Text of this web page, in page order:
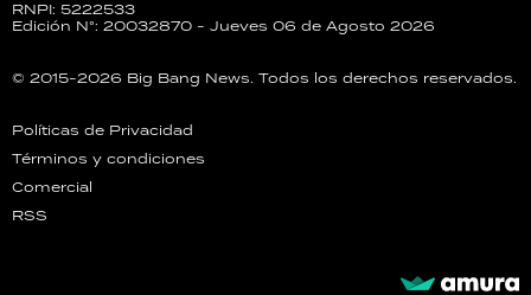
RNPI: 5222533
Edición N°: 20032870 - Jueves 06 de Agosto 2026
© 2015-2026 Big Bang News. Todos los derechos reservados.
Políticas de Privacidad
Términos y condiciones
Comercial
RSS